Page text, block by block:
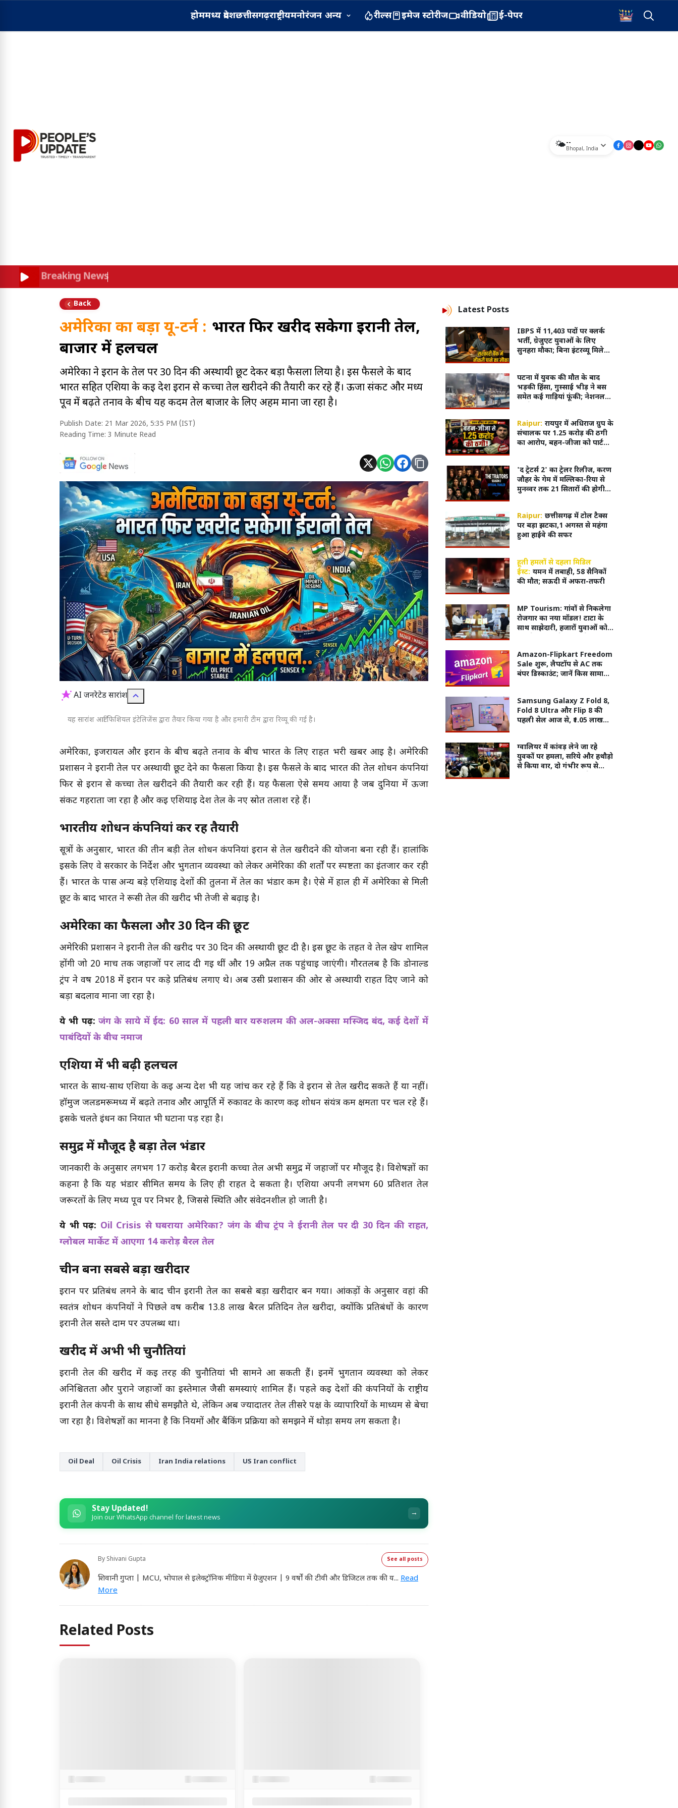
होममध्य प्रदेशछत्तीसगढ़राष्ट्रीयमनोरंजन अन्य रील्स इमेज स्टोरीज वीडियो ई-पेपर
🌤️--
Bhopal , India
Breaking News
Back
अमेरिका का बड़ा यू-टर्न : भारत फिर खरीद सकेगा ईरानी तेल,
बाजार में हलचल
अमेरिका ने ईरान के तेल पर 30 दिन की अस्थायी छूट देकर बड़ा फैसला लिया है। इस फैसले के बाद
भारत सहित एशिया के कई देश ईरान से कच्चा तेल खरीदने की तैयारी कर रहे हैं। ऊर्जा संकट और मध्य
पूर्व में बढ़ते तनाव के बीच यह कदम तेल बाजार के लिए अहम माना जा रहा है।
Publish Date: 21 Mar 2026, 5:35 PM (IST)
Reading Time: 3 Minute Read
AI जनरेटेड सारांश
यह सारांश आर्टिफिशियल इंटेलिजेंस द्वारा तैयार किया गया है और हमारी टीम द्वारा रिव्यू की गई है।
अमेरिका, इजरायल और ईरान के बीच बढ़ते तनाव के बीच भारत के लिए राहत भरी खबर आई है। अमेरिकी
प्रशासन ने ईरानी तेल पर अस्थायी छूट देने का फैसला किया है। इस फैसले के बाद भारत की तेल शोधन कंपनियां
फिर से ईरान से कच्चा तेल खरीदने की तैयारी कर रही हैं। यह फैसला ऐसे समय आया है जब दुनिया में ऊर्जा
संकट गहराता जा रहा है और कई एशियाई देश तेल के नए स्रोत तलाश रहे हैं।
भारतीय शोधन कंपनियां कर रहीं तैयारी
सूत्रों के अनुसार, भारत की तीन बड़ी तेल शोधन कंपनियां ईरान से तेल खरीदने की योजना बना रही हैं। हालांकि
इसके लिए वे सरकार के निर्देश और भुगतान व्यवस्था को लेकर अमेरिका की शर्तों पर स्पष्टता का इंतजार कर रही
हैं। भारत के पास अन्य बड़े एशियाई देशों की तुलना में तेल का भंडार कम है। ऐसे में हाल ही में अमेरिका से मिली
छूट के बाद भारत ने रूसी तेल की खरीद भी तेजी से बढ़ाई है।
अमेरिका का फैसला और 30 दिन की छूट
अमेरिकी प्रशासन ने ईरानी तेल की खरीद पर 30 दिन की अस्थायी छूट दी है। इस छूट के तहत वे तेल खेप शामिल
होंगी जो 20 मार्च तक जहाजों पर लाद दी गई थीं और 19 अप्रैल तक पहुंचाई जाएंगी। गौरतलब है कि डोनाल्ड
ट्रंप ने वर्ष 2018 में ईरान पर कड़े प्रतिबंध लगाए थे। अब उसी प्रशासन की ओर से अस्थायी राहत दिए जाने को
बड़ा बदलाव माना जा रहा है।
ये भी पढ़ें: जंग के साये में ईद: 60 साल में पहली बार यरुशलम की अल-अक्सा मस्जिद बंद, कई देशों में
पाबंदियों के बीच नमाज
एशिया में भी बढ़ी हलचल
भारत के साथ-साथ एशिया के कई अन्य देश भी यह जांच कर रहे हैं कि वे ईरान से तेल खरीद सकते हैं या नहीं।
हॉर्मुज जलडमरूमध्य में बढ़ते तनाव और आपूर्ति में रुकावट के कारण कई शोधन संयंत्र कम क्षमता पर चल रहे हैं।
इसके चलते ईंधन का निर्यात भी घटाना पड़ रहा है।
समुद्र में मौजूद है बड़ा तेल भंडार
जानकारी के अनुसार लगभग 17 करोड़ बैरल ईरानी कच्चा तेल अभी समुद्र में जहाजों पर मौजूद है। विशेषज्ञों का
कहना है कि यह भंडार सीमित समय के लिए ही राहत दे सकता है। एशिया अपनी लगभग 60 प्रतिशत तेल
जरूरतों के लिए मध्य पूर्व पर निर्भर है, जिससे स्थिति और संवेदनशील हो जाती है।
ये भी पढ़ें: Oil Crisis से घबराया अमेरिका? जंग के बीच ट्रंप ने ईरानी तेल पर दी 30 दिन की राहत,
ग्लोबल मार्केट में आएगा 14 करोड़ बैरल तेल
चीन बना सबसे बड़ा खरीदार
ईरान पर प्रतिबंध लगने के बाद चीन ईरानी तेल का सबसे बड़ा खरीदार बन गया। आंकड़ों के अनुसार वहां की
स्वतंत्र शोधन कंपनियों ने पिछले वर्ष करीब 13.8 लाख बैरल प्रतिदिन तेल खरीदा, क्योंकि प्रतिबंधों के कारण
ईरानी तेल सस्ते दाम पर उपलब्ध था।
खरीद में अभी भी चुनौतियां
ईरानी तेल की खरीद में कई तरह की चुनौतियां भी सामने आ सकती हैं। इनमें भुगतान व्यवस्था को लेकर
अनिश्चितता और पुराने जहाजों का इस्तेमाल जैसी समस्याएं शामिल हैं। पहले कई देशों की कंपनियों के राष्ट्रीय
ईरानी तेल कंपनी के साथ सीधे समझौते थे, लेकिन अब ज्यादातर तेल तीसरे पक्ष के व्यापारियों के माध्यम से बेचा
जा रहा है। विशेषज्ञों का मानना है कि नियमों और बैंकिंग प्रक्रिया को समझने में थोड़ा समय लग सकता है।
Oil Deal Oil Crisis Iran India relations US Iran conflict
Stay Updated!
Join our WhatsApp channel for latest news →
By Shivani Gupta See all posts
शिवानी गुप्ता | MCU, भोपाल से इलेक्ट्रॉनिक मीडिया में ग्रेजुएशन | 9 वर्षों की टीवी और डिजिटल तक की य... Read
More
Related Posts
Latest Posts
IBPS में 11,403 पदों पर क्लर्क
भर्ती, ग्रेजुएट युवाओं के लिए
सुनहरा मौका; बिना इंटरव्यू मिलेगी
पटना में युवक की मौत के बाद
भड़की हिंसा, गुस्साई भीड़ ने बस
समेत कई गाड़ियां फूंकी; नेशनल
Raipur: रायपुर में अधिराज ग्रुप के
संचालक पर 1.25 करोड़ की ठगी
का आरोप, बहन-जीजा को पार्टनर
'द ट्रेटर्स 2' का ट्रेलर रिलीज, करण
जौहर के गेम में मल्लिका-रिया से
मुनव्वर तक 21 सितारों की होगी
Raipur: छत्तीसगढ़ में टोल टैक्स
पर बड़ा झटका,1 अगस्त से महंगा
हुआ हाईवे की सफर
हूती हमलों से दहला मिडिल
ईस्ट: यमन में तबाही, 58 सैनिकों
की मौत; सऊदी में अफरा-तफरी
MP Tourism: गांवों से निकलेगा
रोजगार का नया मॉडल! टाटा के
साथ साझेदारी, हजारों युवाओं को
Amazon-Flipkart Freedom
Sale शुरू, लैपटॉप से AC तक
बंपर डिस्काउंट; जानें किस सामान
Samsung Galaxy Z Fold 8,
Fold 8 Ultra और Flip 8 की
पहली सेल आज से, ₹1.05 लाख
ग्वालियर में कांवड़ लेने जा रहे
युवकों पर हमला, सरिये और हथौड़ो
से किया वार, दो गंभीर रूप से